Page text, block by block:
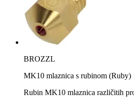
BROZZL
MK10 mlaznica s rubinom (Ruby)
Rubin MK10 mlaznica različitih